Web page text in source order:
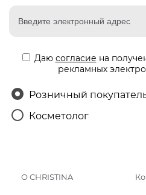
Даю согласие на
рекламных
Розничный
Косметолог
О CHRISTINA